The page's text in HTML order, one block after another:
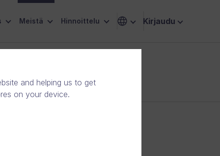
Meistä Hinnoittelu Kirjaudu
and helping us to get
on your device.